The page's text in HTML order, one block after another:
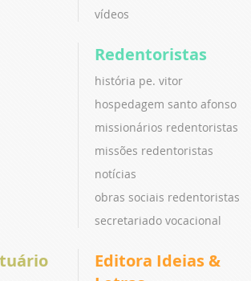
vídeos
Redentoristas
história pe. vitor
hospedagem santo afonso
missionários redentoristas
missões redentoristas
notícias
obras sociais redentoristas
secretariado vocacional
Editora Ideias &